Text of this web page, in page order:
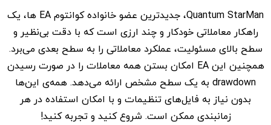
$ 500
بود.
$ 9
است.
Quantum StarMan، جدیدترین عضو خانواده کوانتوم EA ها، یک
راهکار معاملاتی خودکار و چند ارزی است که با دقت بی‌نظیر و
سطح بالای مسئولیت، عملکرد معاملاتی را به سطح بعدی می‌برد.
همچنین این EA امکان بستن همه معاملات را در صورت رسیدن
drawdown به یک سطح مشخص ارائه می‌دهد. همه‌ی این‌ها
بدون نیاز به فایل‌های تنظیمات و با امکان استفاده در هر
زمانبندی ممکن است. شروع کنید و تجربه کنید!